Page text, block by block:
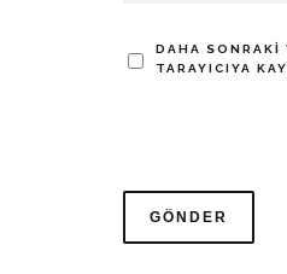
DAHA SONRAKI
TARAYICIYA